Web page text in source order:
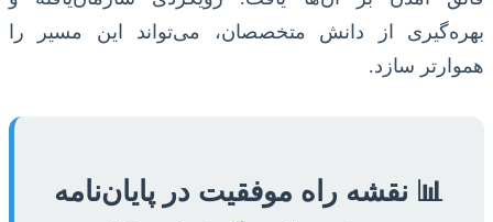
بهره‌گیری از دانش متخصصان، می‌تواند این مسیر را
هموارتر سازد.
📊 نقشه راه موفقیت در پایان‌نامه